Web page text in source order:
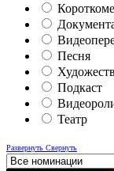
Песня
Подкаст
Театр
Развернуть Свернуть